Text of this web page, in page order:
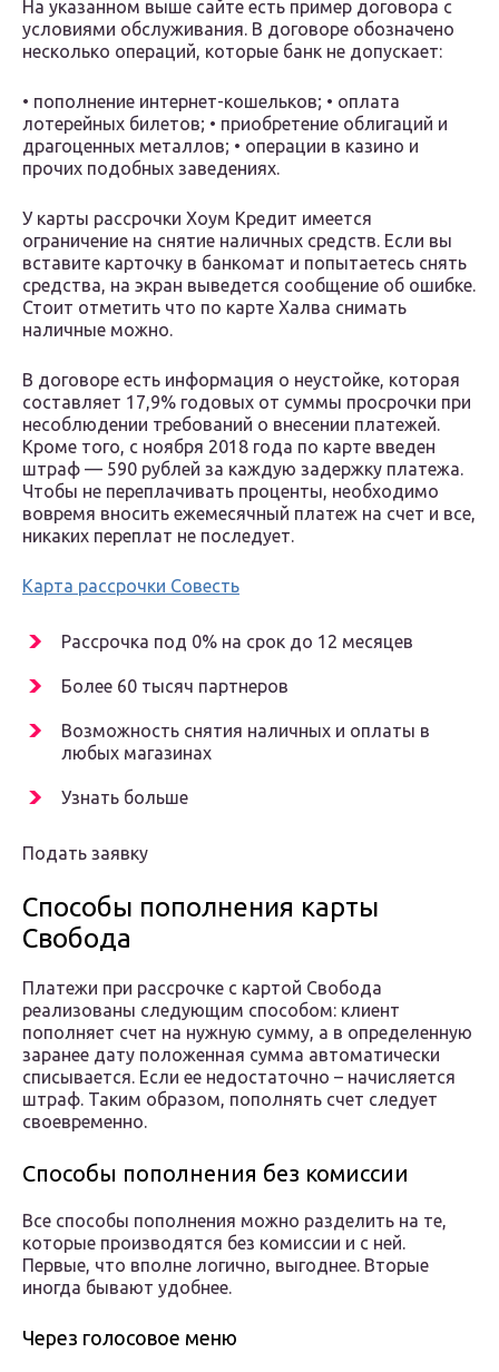
На указанном выше сайте есть пример договора с
условиями обслуживания. В договоре обозначено
несколько операций, которые банк не допускает:
• пополнение интернет-кошельков; • оплата
лотерейных билетов; • приобретение облигаций и
драгоценных металлов; • операции в казино и
прочих подобных заведениях.
У карты рассрочки Хоум Кредит имеется
ограничение на снятие наличных средств. Если вы
вставите карточку в банкомат и попытаетесь снять
средства, на экран выведется сообщение об ошибке.
Стоит отметить что по карте Халва снимать
наличные можно.
В договоре есть информация о неустойке, которая
составляет 17,9% годовых от суммы просрочки при
несоблюдении требований о внесении платежей.
Кроме того, с ноября 2018 года по карте введен
штраф — 590 рублей за каждую задержку платежа.
Чтобы не переплачивать проценты, необходимо
вовремя вносить ежемесячный платеж на счет и все,
никаких переплат не последует.
Карта рассрочки Совесть
Рассрочка под 0% на срок до 12 месяцев
Более 60 тысяч партнеров
Возможность снятия наличных и оплаты в
любых магазинах
Узнать больше
Подать заявку
Способы пополнения карты
Свобода
Платежи при рассрочке с картой Свобода
реализованы следующим способом: клиент
пополняет счет на нужную сумму, а в определенную
заранее дату положенная сумма автоматически
списывается. Если ее недостаточно – начисляется
штраф. Таким образом, пополнять счет следует
своевременно.
Способы пополнения без комиссии
Все способы пополнения можно разделить на те,
которые производятся без комиссии и с ней.
Первые, что вполне логично, выгоднее. Вторые
иногда бывают удобнее.
Через голосовое меню